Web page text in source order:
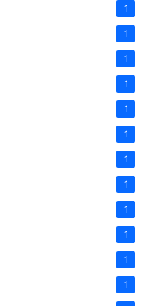
1
1
1
1
1
1
1
1
1
1
1
1